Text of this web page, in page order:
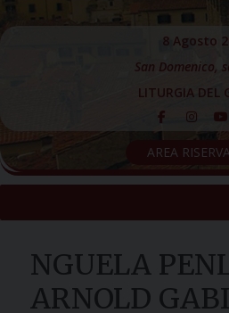
8 Agosto
San Domenico,
LITURGIA DEL
AREA
NGUELA
ARNOLD